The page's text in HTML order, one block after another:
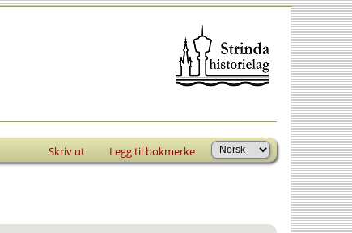
Skriv ut Legg til bokmerke